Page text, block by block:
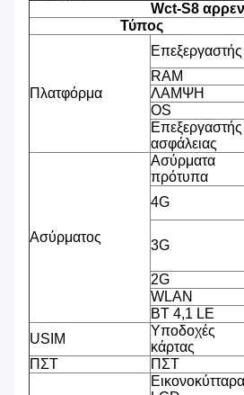
Wct-S8
Τύπος
Πλατφόρμα
Επεξεργαστής
RAM
ΛΑΜΨΗ
OS
Επεξεργαστής
ασφάλειας
Ασύρματος
Ασύρματα
πρότυπα
4G
3G
2G
WLAN
BT 4,1 LE
USIM
Υποδοχές
κάρτας
ΠΣΤ
ΠΣΤ
Εικονοκύτταρα